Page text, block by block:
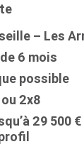
– Les
6 mois
possible
2x8
29 500